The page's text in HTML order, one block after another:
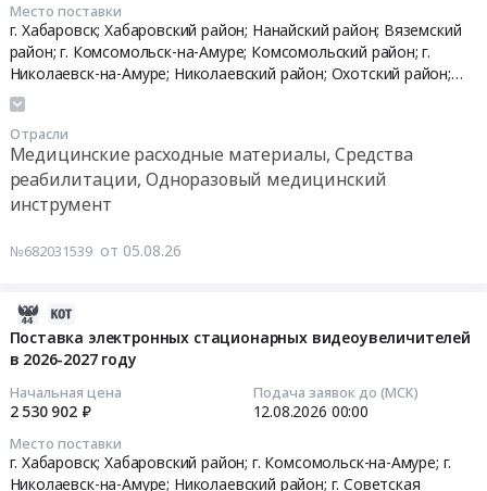
Место поставки
г. Хабаровск; Хабаровский район; Нанайский район; Вяземский
район; г. Комсомольск-на-Амуре; Комсомольский район; г.
Николаевск-на-Амуре; Николаевский район; Охотский район;
Ульчский район; Ванинский район; г. Амурск; Амурский район; г.
Биробиджан,
Отрасли
Медицинские расходные материалы, Средства
реабилитации, Одноразовый медицинский
инструмент
№682031539 от 05.08.26
Поставка электронных стационарных видеоувеличителей
в 2026-2027 году
Начальная цена
2 530 902 ₽
Подача заявок до (МСК)
12.08.2026 00:00
Место поставки
г. Хабаровск; Хабаровский район; г. Комсомольск-на-Амуре; г.
Николаевск-на-Амуре; Николаевский район; г. Советская